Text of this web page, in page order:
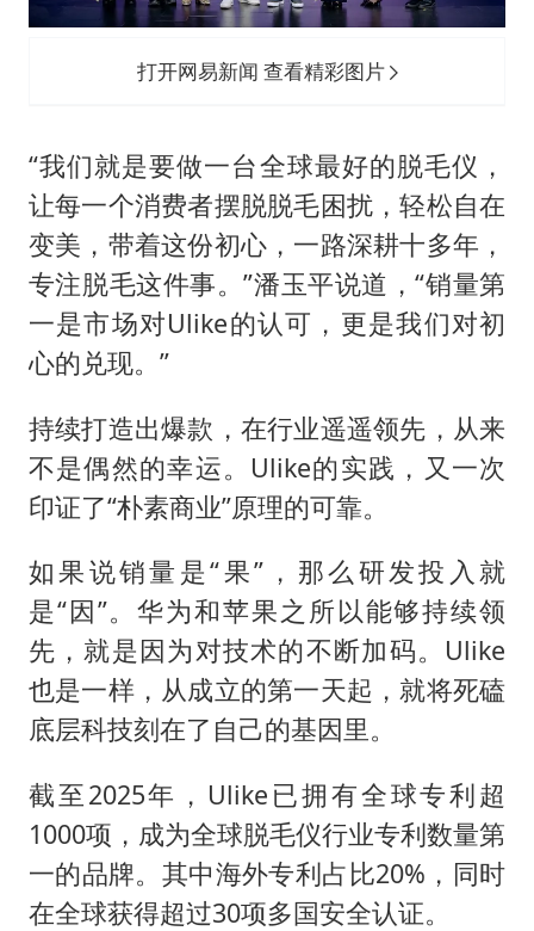
打开网易新闻 查看精彩图片
“我们就是要做一台全球最好的脱毛仪，
让每一个消费者摆脱脱毛困扰，轻松自在
变美，带着这份初心，一路深耕十多年，
专注脱毛这件事。”潘玉平说道，“销量第
一是市场对Ulike的认可，更是我们对初
心的兑现。”
持续打造出爆款，在行业遥遥领先，从来
不是偶然的幸运。Ulike的实践，又一次
印证了“朴素商业”原理的可靠。
如果说销量是“果”，那么研发投入就
是“因”。华为和苹果之所以能够持续领
先，就是因为对技术的不断加码。Ulike
也是一样，从成立的第一天起，就将死磕
底层科技刻在了自己的基因里。
截至2025年，Ulike已拥有全球专利超
1000项，成为全球脱毛仪行业专利数量第
一的品牌。其中海外专利占比20%，同时
在全球获得超过30项多国安全认证。